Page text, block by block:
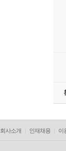
회사소개 인재채용 이